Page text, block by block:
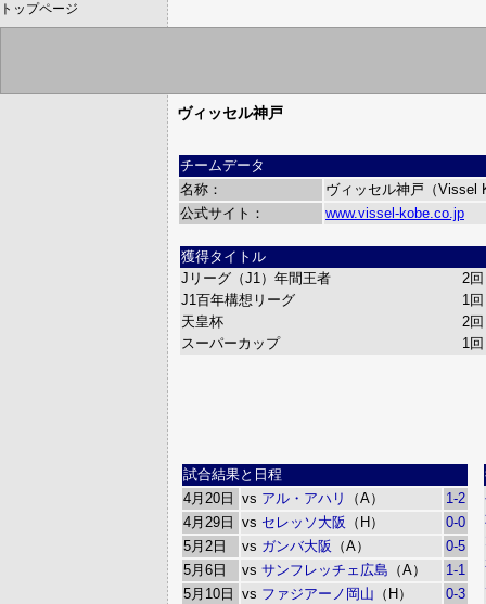
トップページ
ヴィッセル神戸
チームデータ
名称：
ヴィッセル神戸（Vissel
公式サイト：
www.vissel-kobe.co.jp
獲得タイトル
Jリーグ（J1）年間王者
2回
J1百年構想リーグ
1回
天皇杯
2回
スーパーカップ
1回
試合結果と日程
4月20日
vs アル・アハリ （A）
1-2
4月29日
vs セレッソ大阪 （H）
0-0
5月2日
vs ガンバ大阪 （A）
0-5
5月6日
vs サンフレッチェ広島 （A）
1-1
5月10日
vs ファジアーノ岡山 （H）
0-3